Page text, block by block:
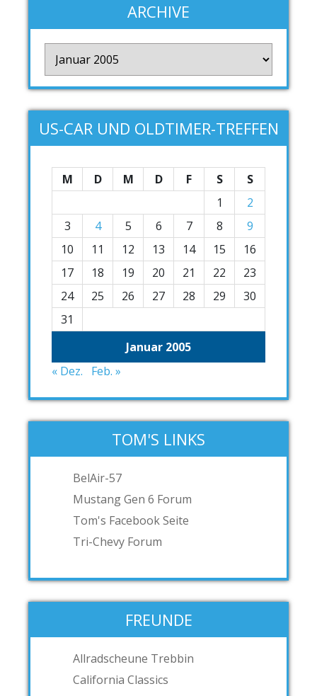
ARCHIVE
US-CAR UND OLDTIMER-TREFFEN
Januar 2005
M D M D F S
S
1
2
3
4 5 6 7 8
9
10
11 12 13 14 15
16
17
18 19 20 21 22
23
24
25 26 27 28 29
30
31
« Dez. Feb. »
TOM'S LINKS
BelAir-57
Mustang Gen 6 Forum
Tom's Facebook Seite
Tri-Chevy Forum
FREUNDE
Allradscheune Trebbin
California Classics